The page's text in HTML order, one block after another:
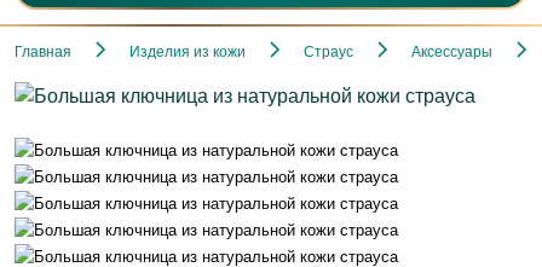
Главная Изделия из кожи Страус Аксессуары